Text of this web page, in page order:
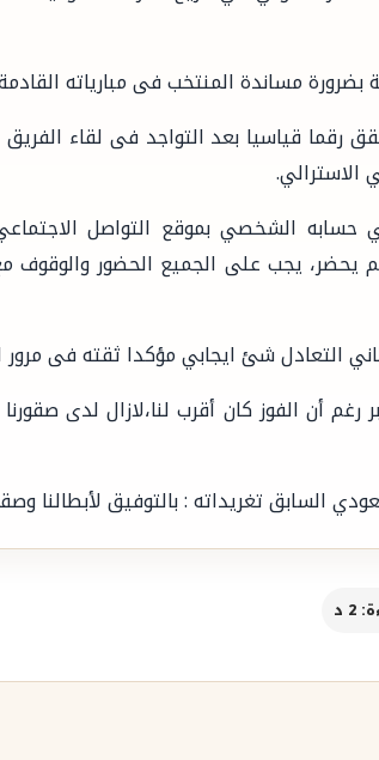
مساندة المنتخب فى مبارياته
رقما قياسيا بعد التواجد فى لقاء الفريق
حسابه الشخصي بموقع التواصل
يجب على الجميع الحضور والوقوف
التعادل شئ ايجابي مؤكدا ثقته فى مرور
أن الفوز كان أقرب لنا،لازال لدى صقورنا
السابق تغريداته : بالتوفيق لأبطالنا
د